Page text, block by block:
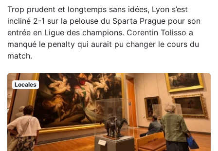
Trop prudent et longtemps sans idées, Lyon s’est
incliné 2-1 sur la pelouse du Sparta Prague pour son
entrée en Ligue des champions. Corentin Tolisso a
manqué le penalty qui aurait pu changer le cours du
match.
Locales